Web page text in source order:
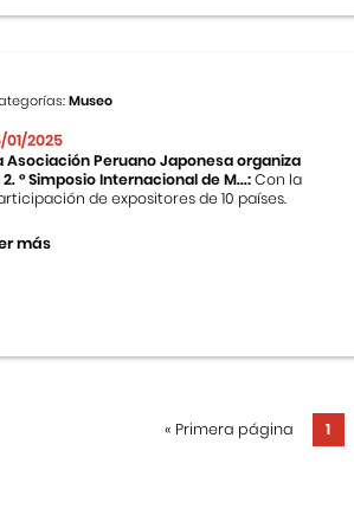
Museo
01/2025
Asociación Peruano Japonesa organiza
2. ° Simposio Internacional de M...:Con la
de expositores de 10 países.
más
« Primera página 1